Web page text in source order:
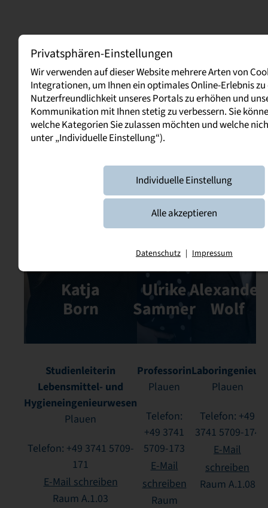
Kontakt
Katja
Born
Studienleiterin
Lebensmittel- und
Hygieneingenieurwesen
Plauen
Telefon: +49 3741 5709-
171
E-Mail schreiben
Raum A.1.03
Dr.
Ulrike
Sammer
Professorin
Plauen
Telefon:
+49 3741
5709-173
E-Mail
schreiben
Raum
Alexander
Wolf
Laboringenieur
Plauen
Telefon: +49
3741 5709-174
E-Mail
schreiben
Raum A.1.08
Privatsphären-Einstellungen
Wir verwenden auf dieser Website mehrere Arten von
Integrationen, um Ihnen ein optimales Online-Erlebnis
Nutzerfreundlichkeit unseres Portals zu erhöhen und
Kommunikation mit Ihnen stetig zu verbessern. Sie
welche Kategorien Sie zulassen möchten und welche
unter „Individuelle Einstellung“).
Individuelle Einstellung
Alle akzeptieren
Datenschutz | Impressum